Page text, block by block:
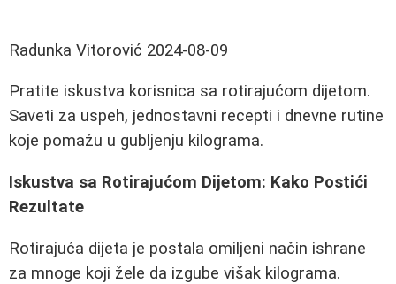
Radunka Vitorović 2024-08-09
Pratite iskustva korisnica sa rotirajućom dijetom.
Saveti za uspeh, jednostavni recepti i dnevne rutine
koje pomažu u gubljenju kilograma.
Iskustva sa Rotirajućom Dijetom: Kako Postići
Rezultate
Rotirajuća dijeta je postala omiljeni način ishrane
za mnoge koji žele da izgube višak kilograma.